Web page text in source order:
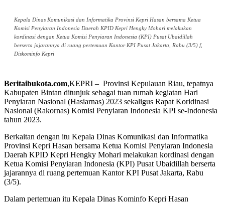
Kepala Dinas Komunikasi dan Informatika Provinsi Kepri Hasan bersama Ketua
Komisi Penyiaran Indonesia Daerah KPID Kepri Hengky Mohari melakukan
kordinasi dengan Ketua Komisi Penyiaran Indonesia (KPI) Pusat Ubaidillah
berserta jajarannya di ruang pertemuan Kantor KPI Pusat Jakarta, Rabu (3/5) f,
Diskominfo Kepri
Beritaibukota.com,KEPRI – Provinsi Kepulauan Riau, tepatnya
Kabupaten Bintan ditunjuk sebagai tuan rumah kegiatan Hari
Penyiaran Nasional (Hasiarnas) 2023 sekaligus Rapat Koridinasi
Nasional (Rakornas) Komisi Penyiaran Indonesia KPI se-Indonesia
tahun 2023.
Berkaitan dengan itu Kepala Dinas Komunikasi dan Informatika
Provinsi Kepri Hasan bersama Ketua Komisi Penyiaran Indonesia
Daerah KPID Kepri Hengky Mohari melakukan kordinasi dengan
Ketua Komisi Penyiaran Indonesia (KPI) Pusat Ubaidillah berserta
jajarannya di ruang pertemuan Kantor KPI Pusat Jakarta, Rabu
(3/5).
Dalam pertemuan itu Kepala Dinas Kominfo Kepri Hasan